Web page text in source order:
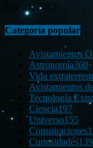
Ene 21, 2012
Categoría popular
Avistamientos
Astronomía360
Vida
Avistamientos
Tecnología
Ciencia197
Universo155
Conspiraciones
Curiosidades139